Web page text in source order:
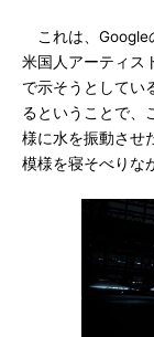
これは、Google
米国人アーティス
で示そうとしてい
るということで、
様に水を振動させ
模様を寝そべりな